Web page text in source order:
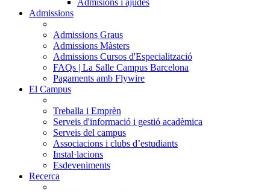
Admisions i ajudes
Admissions
Admissions Graus
Admissions Màsters
Admissions Cursos d'Especialització
FAQs | La Salle Campus Barcelona
Pagaments amb Flywire
El Campus
Treballa i Emprèn
Serveis d'informació i gestió acadèmica
Serveis del campus
Associacions i clubs d’estudiants
Instal·lacions
Esdeveniments
Recerca